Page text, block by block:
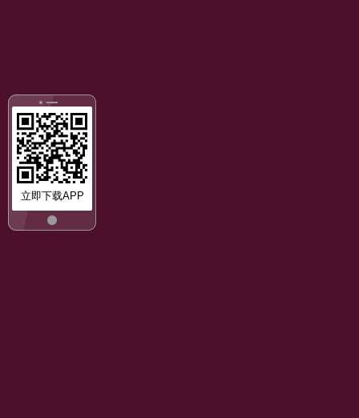
立即下载APP